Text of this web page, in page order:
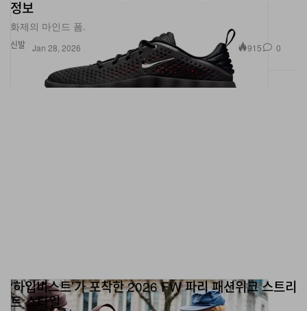
신발
정보
화제의 마인드 폼.
Jan 28, 2026 915 0
‘하입비스트’가 포착한 2026 FW 파리 패션위크 스트리
트 스타일